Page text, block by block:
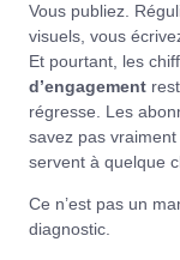
Vous publiez.
visuels, vous
Et pourtant, les
d’engagement
régresse. Les
savez pas
servent à quelque
Ce n’est pas un
diagnostic.